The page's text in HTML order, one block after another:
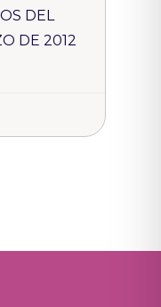
DEL
DE 2012